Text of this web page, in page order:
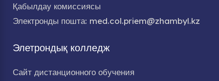
Қабылдау комиссиясы
Электронды пошта: med.col.priem@zhambyl.kz
Элетрондық колледж
Сайт дистанционного обучения